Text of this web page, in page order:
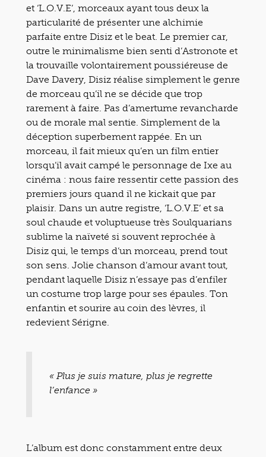
et ‘L.O.V.E’, morceaux ayant tous deux la
particularité de présenter une alchimie
parfaite entre Disiz et le beat. Le premier car,
outre le minimalisme bien senti d’Astronote et
la trouvaille volontairement poussiéreuse de
Dave Davery, Disiz réalise simplement le genre
de morceau qu’il ne se décide que trop
rarement à faire. Pas d’amertume revancharde
ou de morale mal sentie. Simplement de la
déception superbement rappée. En un
morceau, il fait mieux qu’en un film entier
lorsqu’il avait campé le personnage de Ixe au
cinéma : nous faire ressentir cette passion des
premiers jours quand il ne kickait que par
plaisir. Dans un autre registre, ‘L.O.V.E’ et sa
soul chaude et voluptueuse très Soulquarians
sublime la naïveté si souvent reprochée à
Disiz qui, le temps d’un morceau, prend tout
son sens. Jolie chanson d’amour avant tout,
pendant laquelle Disiz n’essaye pas d’enfiler
un costume trop large pour ses épaules. Ton
enfantin et sourire au coin des lèvres, il
redevient Sérigne.
« Plus je suis mature, plus je regrette
l’enfance »
L’album est donc constamment entre deux